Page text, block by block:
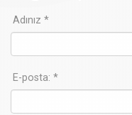
Adınız *
E-posta: *